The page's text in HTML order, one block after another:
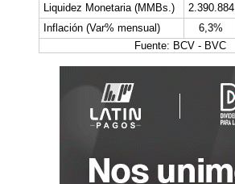
Liquidez Monetaria (MMBs.)
2.390.884
Inflación (Var% mensual)
6,3%
Fuente: BCV - BVC